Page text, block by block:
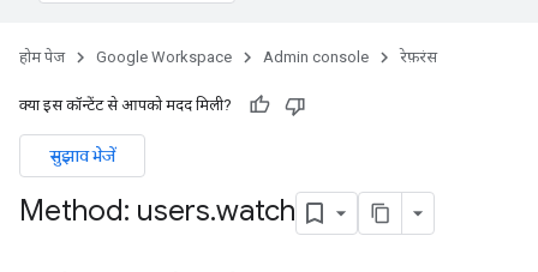
होम पेज Google Workspace Admin console रेफ़रंस
क्या इस कॉन्टेंट से आपको मदद मिली?
सुझाव भेजें
Method: users.watch